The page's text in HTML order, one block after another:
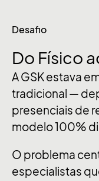
Desafio
Do Físico
A GSK estava
tradicional —
presenciais de
modelo 100%
O problema
especialistas